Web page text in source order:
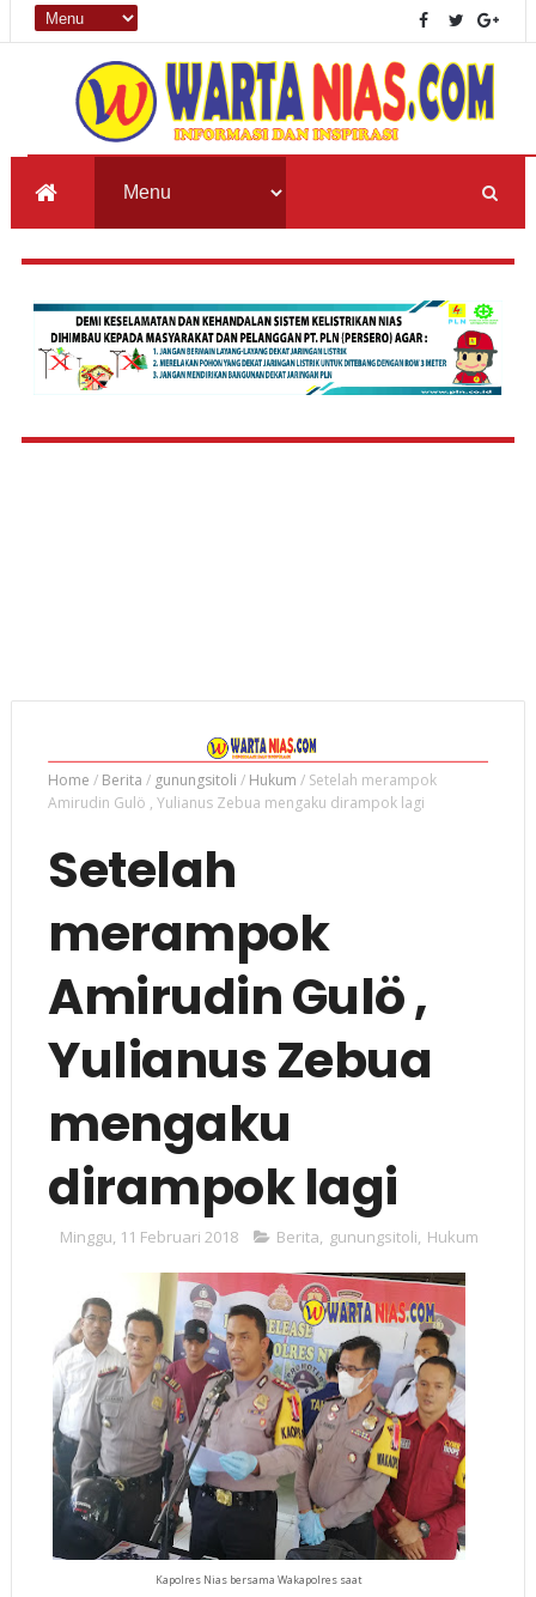
Home / Berita / gunungsitoli / Hukum / Setelah merampok
Amirudin Gulö , Yulianus Zebua mengaku dirampok lagi
Setelah
merampok
Amirudin Gulö ,
Yulianus Zebua
mengaku
dirampok lagi
Minggu, 11 Februari 2018 Berita, gunungsitoli, Hukum
Kapolres Nias bersama Wakapolres saat